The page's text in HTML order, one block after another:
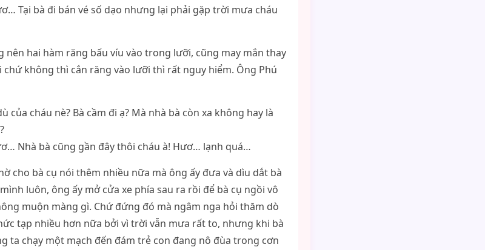
Tại bà đi bán vé số dạo nhưng lại phải gặp trời mưa cháu
nên hai hàm răng bấu víu vào trong lưỡi, cũng may mắn thay
không thì cắn răng vào lưỡi thì rất nguy hiểm. Ông Phú
của cháu nè? Bà cầm đi ạ? Mà nhà bà còn xa không hay là
Nhà bà cũng gần đây thôi cháu à! Hươ… lạnh quá…
cho bà cụ nói thêm nhiều nữa mà ông ấy đưa và dìu dắt bà
luôn, ông ấy mở cửa xe phía sau ra rồi để bà cụ ngồi vô
muộn màng gì. Chứ đứng đó mà ngâm nga hỏi thăm dò
tạp nhiều hơn nữa bởi vì trời vẫn mưa rất to, nhưng khi bà
ta chạy một mạch đến đám trẻ con đang nô đùa trong cơn